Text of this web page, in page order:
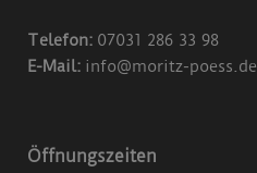
Telefon: 07031 286 33 98
E-Mail: info@moritz-poess.de
Öffnungszeiten